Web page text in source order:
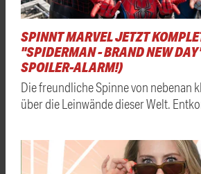
SPINNT MARVEL JETZT
"SPIDERMAN - BRAND NEW
SPOILER-ALARM!)
Die freundliche Spinne von nebenan
über die Leinwände dieser Welt.